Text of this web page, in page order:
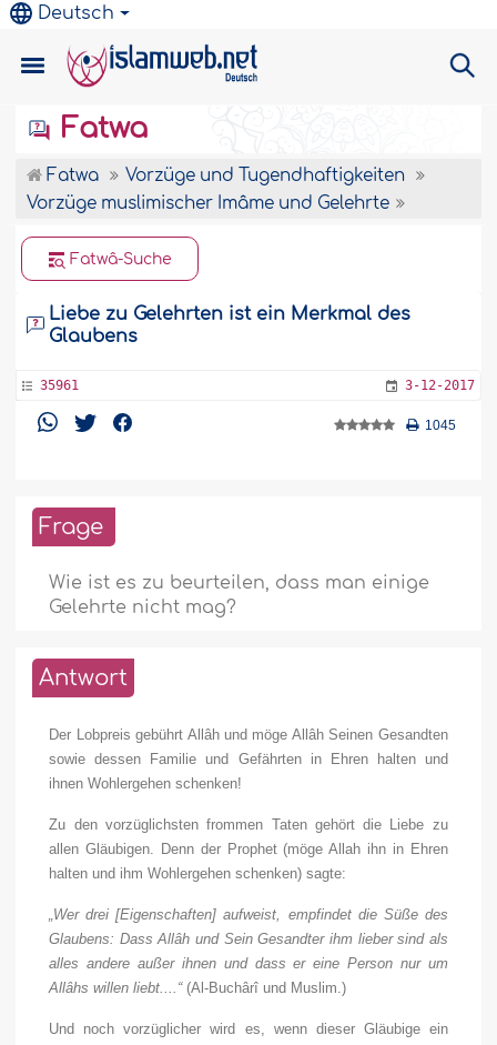
Deutsch
Fatwa
Fatwa
Vorzüge und Tugendhaftigkeiten
Vorzüge muslimischer Imâme und Gelehrte
Fatwâ-Suche
Liebe zu Gelehrten ist ein Merkmal des
Glaubens
35961 3-12-2017
1045
Frage
Wie ist es zu beurteilen, dass man einige
Gelehrte nicht mag?
Antwort
Der Lobpreis gebührt Allâh und möge Allâh Seinen Gesandten
sowie dessen Familie und Gefährten in Ehren halten und
ihnen Wohlergehen schenken!
Zu den vorzüglichsten frommen Taten gehört die Liebe zu
allen Gläubigen. Denn der Prophet (möge Allah ihn in Ehren
halten und ihm Wohlergehen schenken) sagte:
„Wer drei [Eigenschaften] aufweist, empfindet die Süße des
Glaubens: Dass Allâh und Sein Gesandter ihm lieber sind als
alles andere außer ihnen und dass er eine Person nur um
Allâhs willen liebt....“(Al-Buchârî und Muslim.)
Und noch vorzüglicher wird es, wenn dieser Gläubige ein